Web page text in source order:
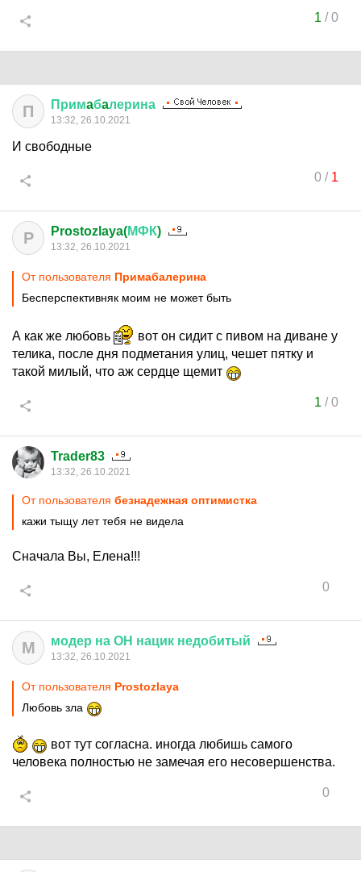
1 /0
П Примaбaлерина
13:32, 26.10.2021
И свободные
0/ 1
P Prostozlaya(МФК)
13:32, 26.10.2021
От пользователя Примaбaлерина
Бесперспективняк моим не может быть
А как же любовь
вот он сидит с пивом на диване у
телика, после дня подметания улиц, чешет пятку и
такой милый, что аж сердце щемит
1 /0
Trader83
13:32, 26.10.2021
От пользователя безнадежная оптимистка
кажи тыщу лет тебя не видела
Сначала Вы, Елена!!!
0
М модер на ОН нацик недобитый
13:32, 26.10.2021
От пользователя Prostozlaya
Любовь зла
вот тут согласна. иногда любишь самого
человека полностью не замечая его несовершенства.
0